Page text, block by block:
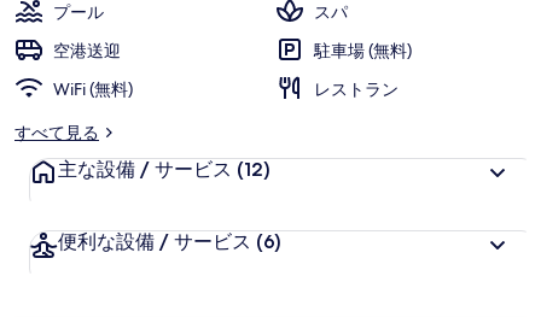
プール
スパ
空港送迎
駐車場 (無料)
WiFi (無料)
レストラン
すべて見る
主な設備 / サービス (12)
便利な設備 / サービス (6)